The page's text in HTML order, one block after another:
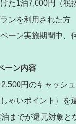
た1泊7,000円（税
ンを利用された方
ペーン実施期間中、
ーン内容
円のキャッシ
ゃいポイント）を
までが還元対象と